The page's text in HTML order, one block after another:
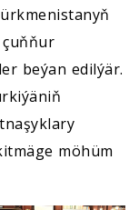
çuňňur
beýan edilýär.
möhüm